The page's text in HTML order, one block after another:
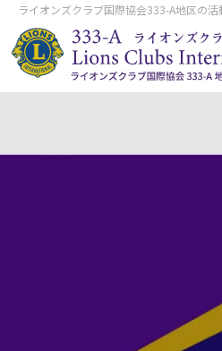
ライオンズクラブ国際協会333-A地区の活